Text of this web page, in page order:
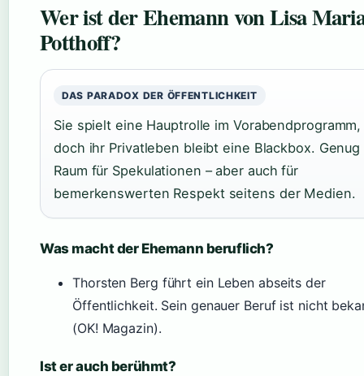
Wer ist der Ehemann von Lisa
Potthoff?
DAS PARADOX DER ÖFFENTLICHKEIT
Sie spielt eine Hauptrolle im Vorabendprogramm,
doch ihr Privatleben bleibt eine Blackbox. Genug
Raum für Spekulationen – aber auch für
bemerkenswerten Respekt seitens der Medien.
Was macht der Ehemann beruflich?
Thorsten Berg führt ein Leben abseits der
Öffentlichkeit. Sein genauer Beruf ist nicht
(OK! Magazin).
Ist er auch berühmt?